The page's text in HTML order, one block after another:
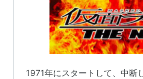
1971年にスタートして、中断